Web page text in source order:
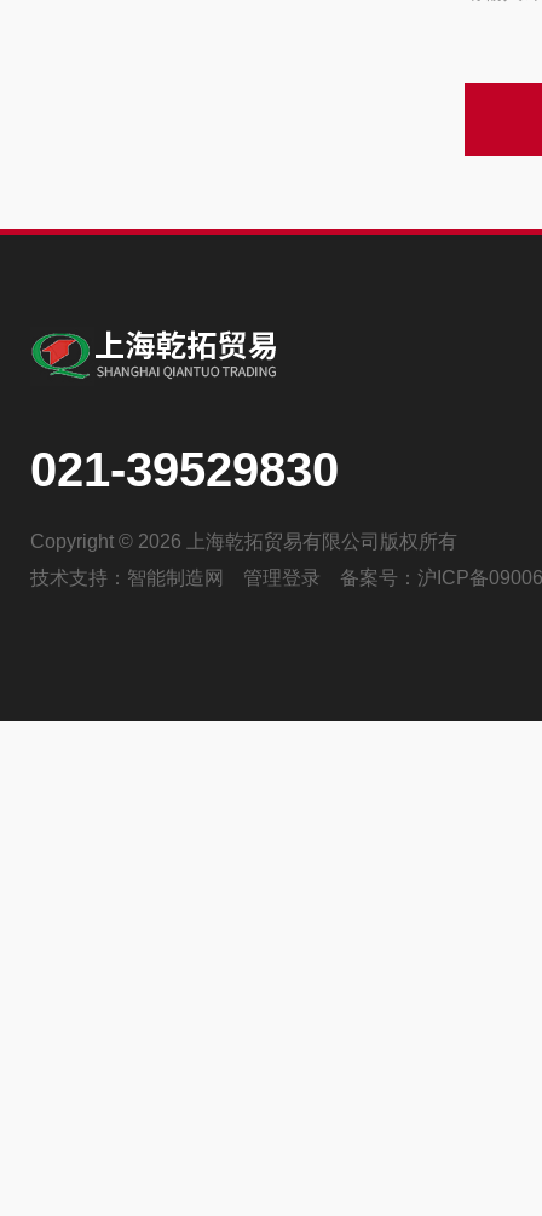
021-39529830
Copyright © 2026 上海乾拓贸易有限公司版权所有
技术支持： 智能制造网 管理登录 备案号： 沪ICP备